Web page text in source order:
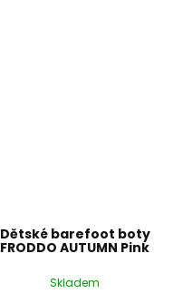
Dětské barefoot boty
FRODDO AUTUMN Pink
Skladem